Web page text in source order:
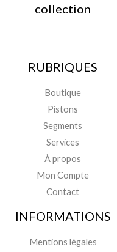
collection
RUBRIQUES
Boutique
Pistons
Segments
Services
À propos
Mon Compte
Contact
INFORMATIONS
Mentions légales